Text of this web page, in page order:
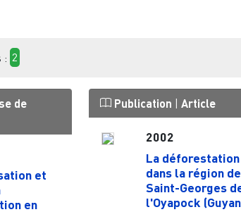
: 2
de
et
en
Publication | Article
2002
La déforestation
dans la région de
Saint-Georges
l'Oyapock